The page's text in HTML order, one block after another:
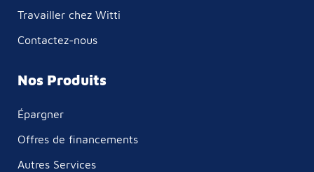
Travailler chez Witti
Contactez-nous
Nos Produits
Épargner
Offres de financements
Autres Services